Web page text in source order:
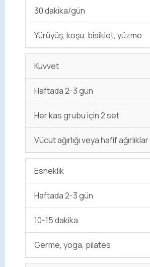
30 dakika/gün
Yürüyüş, koşu, bisiklet, yüzme
Kuvvet
Haftada 2-3 gün
Her kas grubu için 2 set
Vücut ağırlığı veya hafif ağırlıklar
Esneklik
Haftada 2-3 gün
10-15 dakika
Germe, yoga, pilates